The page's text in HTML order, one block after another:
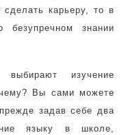
карьеру, то в
безупречном знании
изучение
Вы сами можете
задав себе два
языку в школе,